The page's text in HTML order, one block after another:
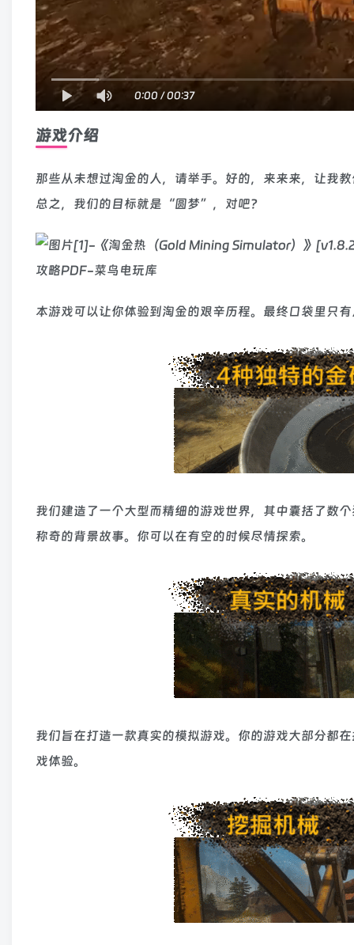
0:00 /00:37
游戏介绍
那些从未想过淘金的人，请举手。好的，来来来，让我
总之，我们的目标就是“圆梦”，对吧？
本游戏可以让你体验到淘金的艰辛历程。最终口袋里只
我们建造了一个大型而精细的游戏世界，其中囊括了数
称奇的背景故事。你可以在有空的时候尽情探索。
我们旨在打造一款真实的模拟游戏。你的游戏大部分都
戏体验。